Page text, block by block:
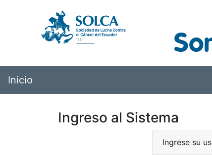
Inicio
Ingreso al Sistema
Ingrese su